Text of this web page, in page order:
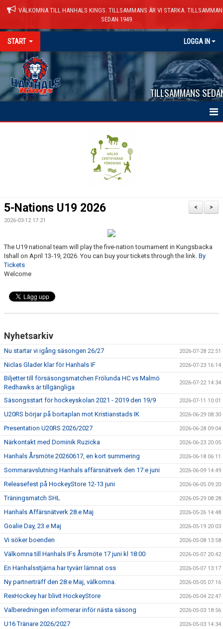
VÄLKOMNA TILL HANHALS KINGS. TILLSAMMANS ÄR VI STARKA.
SEDAN 1949
START LOGGA IN
TILLSAMMANS
MATCHER
CUPER
PARTNERS
TREKRONAN
KLUBBEN
BILJETTER
>
<
5-Nations U19 2026
2026-03-12 17:21
The U19 national team will play the five-nation tournament in Kungsbacka
Ishall on April 13-19, 2026. You can buy your tickets through the link. By
Tickets
Welcome
Nyhetsarkiv
Nu startar vi igång säsongen 26/27 2026-07-28 22:51
Niclas Glader klar för Hanhals IF 2026-07-23 16:14
Biljetter till försäsongsmatchen Frölunda HC vs Malmö
Redhawks är tillgängliga
2026-07-22 14:34
Säsongsstart för hockeyskolan 2021 - 2019 den 19/9 2026-07-11 10:01
U20RS börjar på bortaplan mot Kristianstads IK 2026-06-29 08:30
Presentation U20RS 2026/2027 2026-06-28 09:04
Närkontakt med Dominik Ruzicka 2026-06-23 20:05
Hanhals Årsmöte 20260617, en kort summering 2026-06-18 06:11
Sommaravslutning Hanhals affärsnätverk den 17:e juni 2026-06-09 14:49
Releasefest på HockeyStore 12-13 juni 2026-06-05 09:20
Träningsmatch SHL 2026-05-29 08:28
Hanhals Affärsnätverk 28.e Maj 2026-05-26 14:48
Goalie Day, 23.e Maj 2026-05-19 20:03
Vi söker boenden 2026-05-08 13:58
Välkomna till Hanhals IFs Årsmöte 17 juni kl 18:00 2026-05-07 20:42
En Hanhalsstjärna har tyvärr lämnat oss 2026-05-07 13:17
Ny partnerträff den 28:e Maj, välkomna. 2026-05-05 07:16
RexHockey har blivit HockeyStore 2026-05-04 22:47
Valberedningen informerar inför nästa säsong 2026-05-03 18:56
U16 Tränare 2026/2027 2026-05-03 14:34